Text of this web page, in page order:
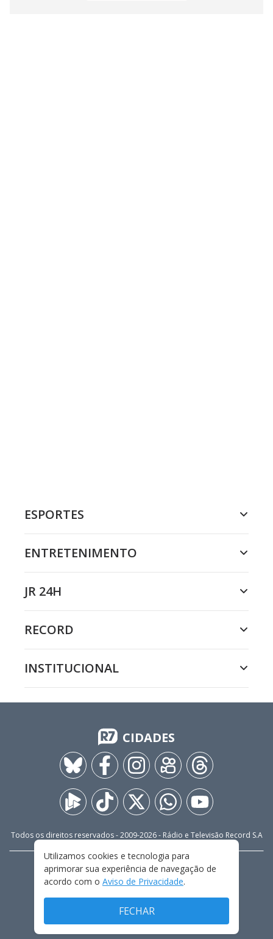
ESPORTES
ENTRETENIMENTO
JR 24H
RECORD
INSTITUCIONAL
CIDADES
Todos os direitos reservados - 2009-2026- Rádio e Televisão Record S.A
CARREIRA FALE CONOSCO
PRIVACIDADE
TERMOS E CONDIÇÕES DE USO
Utilizamos cookies e tecnologia para
aprimorar sua experiência de navegação de
acordo com o Aviso de Privacidade.
FECHAR